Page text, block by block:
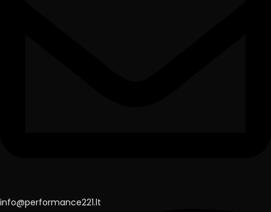
info@performance221.lt